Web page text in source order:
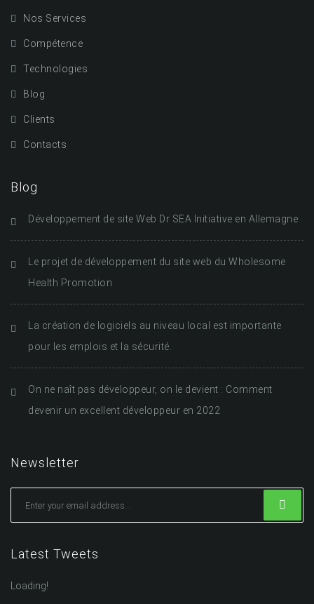
Nos Services
Compétence
Technologies
Blog
Clients
Contacts
Blog
Développement de site Web Dr SEA Initiative en Allemagne
Le projet de développement du site web du Wholesome
Health Promotion
La création de logiciels au niveau local est importante
pour les emplois et la sécurité.
On ne naît pas développeur, on le devient : Comment
devenir un excellent développeur en 2022
Newsletter
Latest Tweets
Loading!